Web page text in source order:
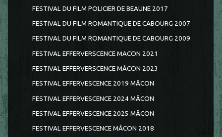
FESTIVAL DU FILM POLICIER DE BEAUNE 2017
FESTIVAL DU FILM ROMANTIQUE DE CABOURG 2007
FESTIVAL DU FILM ROMANTIQUE DE CABOURG 2009
FESTIVAL EFFERVERSCENCE MACON 2021
FESTIVAL EFFERVERSCENCE MÂCON 2023
FESTIVAL EFFERVESCENCE 2019 MÂCON
FESTIVAL EFFERVESCENCE 2024 MÂCON
FESTIVAL EFFERVESCENCE 2025 MÂCON
FESTIVAL EFFERVESCENCE MÂCON 2018